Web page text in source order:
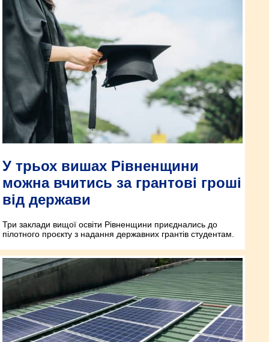
У трьох вишах Рівненщини
можна вчитись за грантові гроші
від держави
Три заклади вищої освіти Рівненщини приєднались до
пілотного проєкту з надання державних грантів студентам.